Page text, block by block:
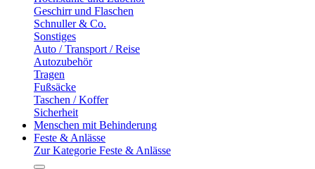
Geschirr und Flaschen
Schnuller & Co.
Sonstiges
Auto / Transport / Reise
Autozubehör
Tragen
Fußsäcke
Taschen / Koffer
Sicherheit
Menschen mit Behinderung
Feste & Anlässe
Zur Kategorie Feste & Anlässe